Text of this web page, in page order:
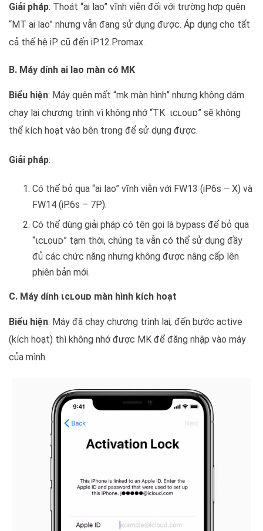
Giải pháp: Thoát “ai lao” vĩnh viễn đối với trường hợp quên
“MT ai lao” nhưng vẫn đang sử dụng được. Áp dụng cho tất
cả thế hệ iP cũ đến iP.12.Promax.
B. Máy dính ai lao màn có MK
Biểu hiện: Máy quên mất “mk màn hình” nhưng không dám
chạy lại chương trình vì không nhớ “TK ιcʟouᴅ” sẽ không
thể kích hoạt vào bên trong để sử dụng được.
Giải pháp:
Có thể bỏ qua “ai lao” vĩnh viễn với FW13 (iP6s – X) và
FW14 (iP.6s – 7P).
Có thể dùng giải pháp có tên gọi là bypass để bỏ qua
“ιcʟouᴅ” tạm thời, chúng ta vẫn có thể sử dụng đầy
đủ các chức năng nhưng không được nâng cấp lên
phiên bản mới.
C. Máy dính ιcʟouᴅ màn hình kích hoạt
Biểu hiện: Máy đã chạy chương trình lại, đến bước active
(kích hoạt) thì không nhớ được MK để đăng nhập vào máy
của mình.